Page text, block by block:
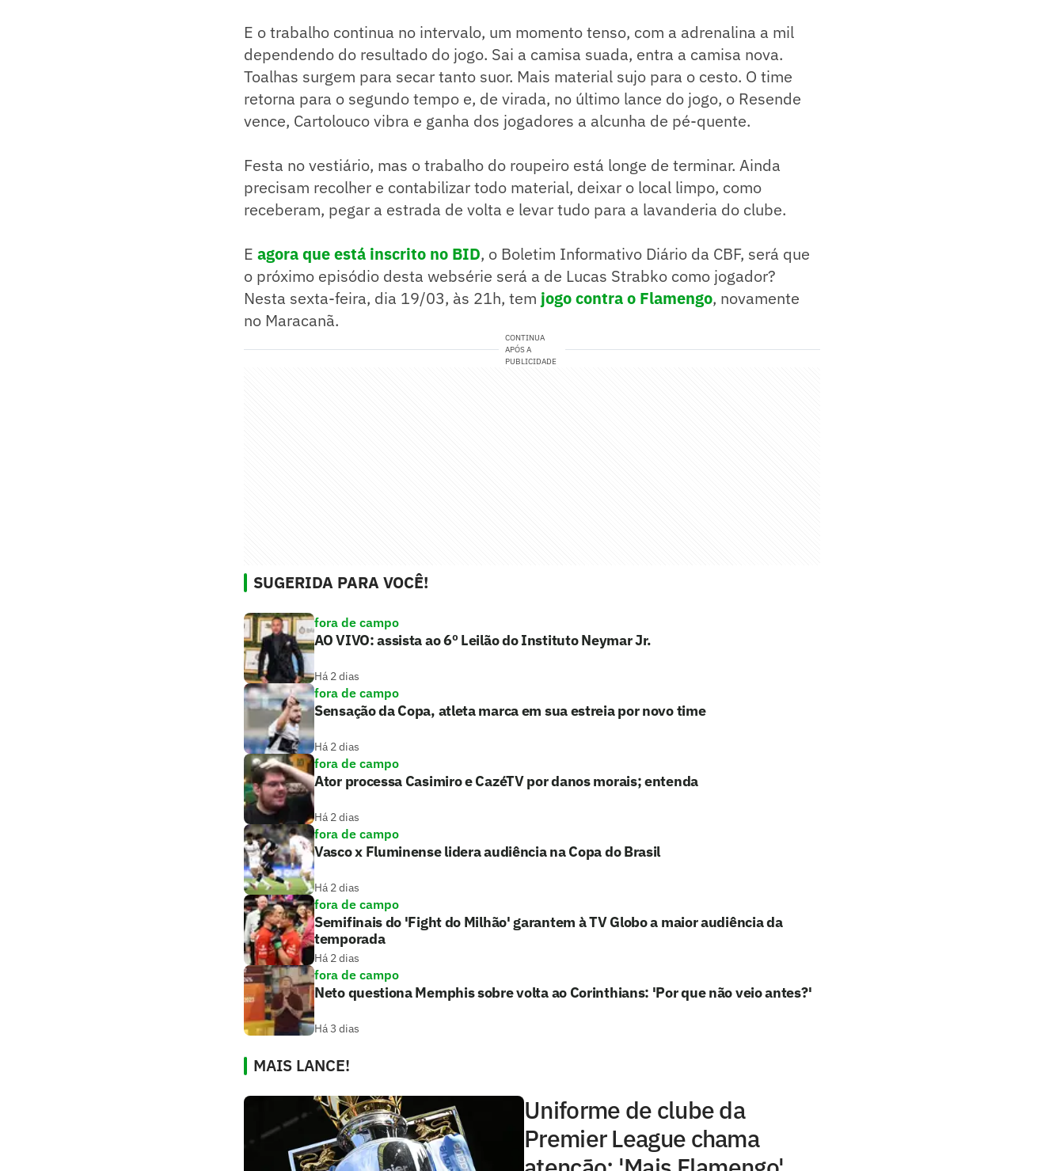
E o trabalho continua no intervalo, um momento tenso, com a adrenalina a mil
dependendo do resultado do jogo. Sai a camisa suada, entra a camisa nova.
Toalhas surgem para secar tanto suor. Mais material sujo para o cesto. O time
retorna para o segundo tempo e, de virada, no último lance do jogo, o Resende
vence, Cartolouco vibra e ganha dos jogadores a alcunha de pé-quente.
Festa no vestiário, mas o trabalho do roupeiro está longe de terminar. Ainda
precisam recolher e contabilizar todo material, deixar o local limpo, como
receberam, pegar a estrada de volta e levar tudo para a lavanderia do clube.
E agora que está inscrito no BID, o Boletim Informativo Diário da CBF, será que
o próximo episódio desta websérie será a de Lucas Strabko como jogador?
Nesta sexta-feira, dia 19/03, às 21h, tem jogo contra o Flamengo, novamente
no Maracanã.
CONTINUA
APÓS A
PUBLICIDADE
SUGERIDA PARA VOCÊ!
fora de campo
AO VIVO: assista ao 6º Leilão do Instituto Neymar Jr.
Há 2 dias
fora de campo
Sensação da Copa, atleta marca em sua estreia por novo time
Há 2 dias
fora de campo
Ator processa Casimiro e CazéTV por danos morais; entenda
Há 2 dias
fora de campo
Vasco x Fluminense lidera audiência na Copa do Brasil
Há 2 dias
fora de campo
Semifinais do 'Fight do Milhão' garantem à TV Globo a maior audiência da
temporada
Há 2 dias
fora de campo
Neto questiona Memphis sobre volta ao Corinthians: 'Por que não veio antes?'
Há 3 dias
MAIS LANCE!
Uniforme de clube da
Premier League chama